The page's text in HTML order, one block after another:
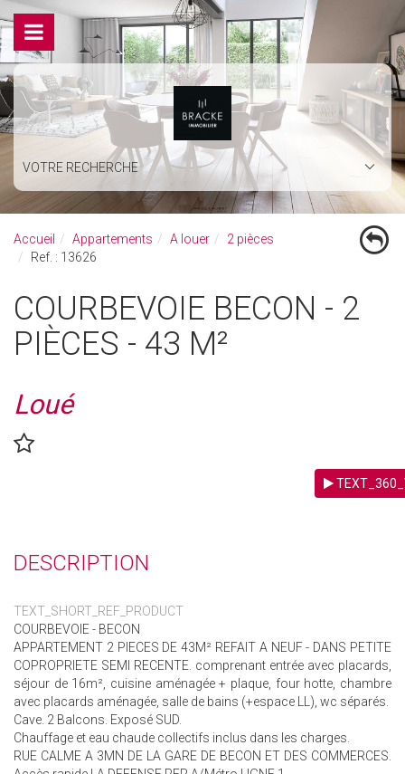
VOTRE RECHERCHE
Accueil Appartements A louer
2 pièces
Ref. : 13626
COURBEVOIE BECON - 2
PIÈCES - 43 M²
Loué
DESCRIPTION
TEXT_SHORT_REF_PRODUCT
COURBEVOIE - BECON
APPARTEMENT 2 PIECES DE 43M² REFAIT A NEUF - DANS PETITE
COPROPRIETE SEMI RECENTE. comprenant entrée avec placards,
séjour de 16m², cuisine aménagée + plaque, four hotte, chambre
avec placards aménagée, salle de bains (+espace LL), wc séparés.
Cave. 2 Balcons. Exposé SUD.
Chauffage et eau chaude collectifs inclus dans les charges.
RUE CALME A 3MN DE LA GARE DE BECON ET DES COMMERCES.